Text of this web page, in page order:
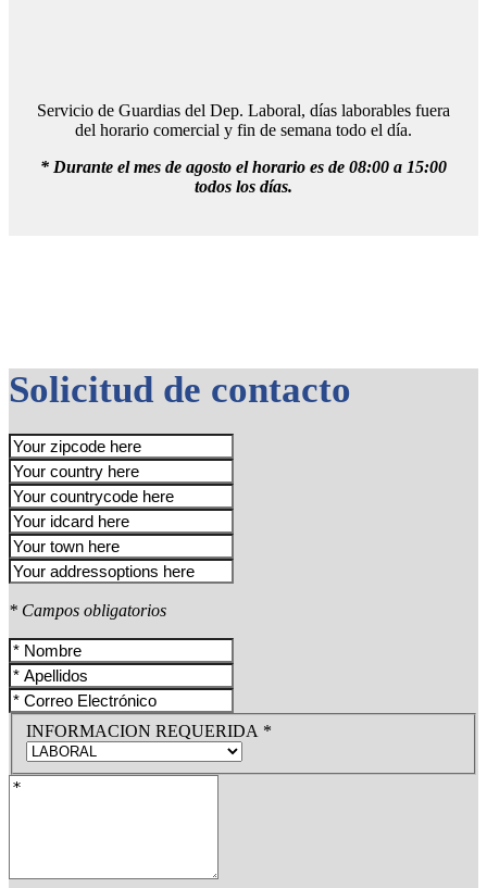
Servicio de Guardias del Dep. Laboral, días laborables fuera
del horario comercial y fin de semana todo el día.
* Durante el mes de agosto el horario es de 08:00 a 15:00
todos los días.
Solicitud de contacto
* Campos obligatorios
INFORMACION REQUERIDA *